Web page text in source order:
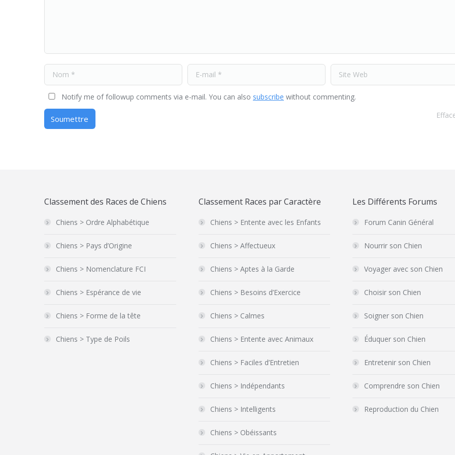
Nom * E-mail * Site Web
Notify me of followup comments via e-mail. You can also subscribe without commenting.
Soumettre
Classement des Races de Chiens
Chiens > Ordre Alphabétique
Chiens > Pays d’Origine
Chiens > Nomenclature FCI
Chiens > Espérance de vie
Chiens > Forme de la tête
Chiens > Type de Poils
Classement Races par Caractère
Chiens > Entente avec les Enfants
Chiens > Affectueux
Chiens > Aptes à la Garde
Chiens > Besoins d’Exercice
Chiens > Calmes
Chiens > Entente avec Animaux
Chiens > Faciles d’Entretien
Chiens > Indépendants
Chiens > Intelligents
Chiens > Obéissants
Les Différents Forums
Forum Canin Général
Nourrir son Chien
Voyager avec son Chien
Choisir son Chien
Soigner son Chien
Éduquer son Chien
Entretenir son Chien
Comprendre son Chien
Reproduction du Chien